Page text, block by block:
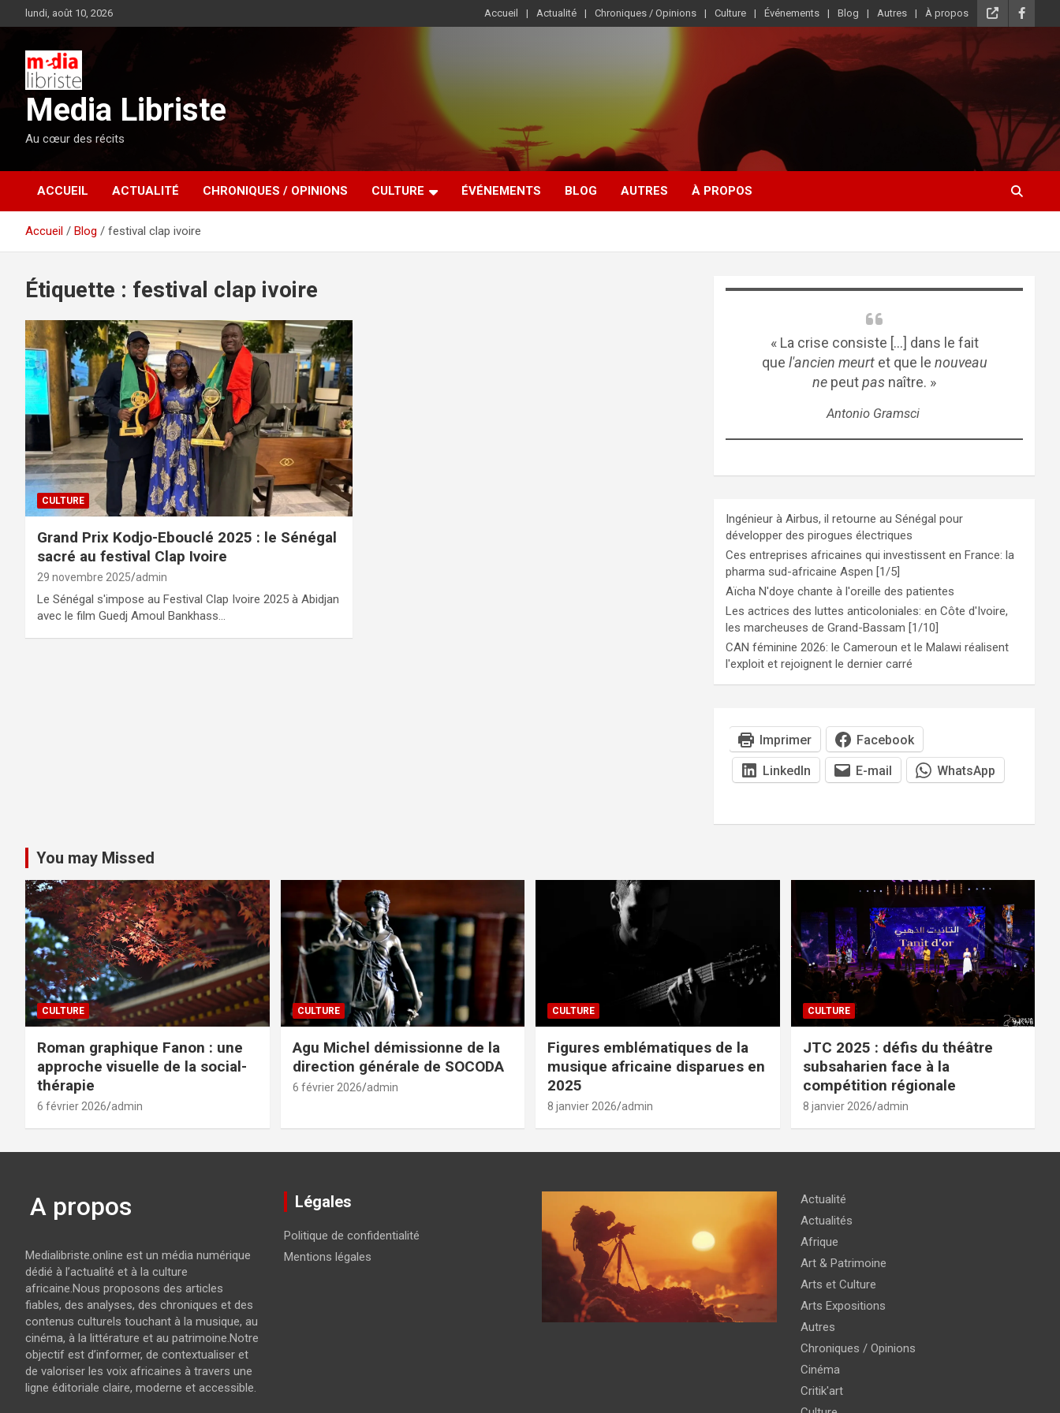
au
lundi, août 10, 2026 Accueil Actualité Chroniques / Opinions Culture Événements Blog Autres À propos
Media Libriste
Au cœur des récits
ACCUEIL ACTUALITÉ CHRONIQUES / OPINIONS CULTURE ÉVÉNEMENTS BLOG AUTRES À PROPOS
Accueil Blog festival clap ivoire
Étiquette : festival clap ivoire
CULTURE
Grand Prix Kodjo-Ebouclé 2025 : le Sénégal
sacré au festival Clap Ivoire
29 novembre 2025 admin
Le Sénégal s'impose au Festival Clap Ivoire 2025 à Abidjan
avec le film Guedj Amoul Bankhass…
« La crise consiste [...] dans le fait
que l'ancien meurtet que le nouveau
ne peutpas naître. »
Antonio Gramsci
Ingénieur à Airbus, il retourne au Sénégal pour
développer des pirogues électriques
Ces entreprises africaines qui investissent en France: la
pharma sud-africaine Aspen [1/5]
Aïcha N'doye chante à l'oreille des patientes
Les actrices des luttes anticoloniales: en Côte d'Ivoire,
les marcheuses de Grand-Bassam [1/10]
CAN féminine 2026: le Cameroun et le Malawi réalisent
l'exploit et rejoignent le dernier carré
Imprimer Facebook
LinkedIn E-mail WhatsApp
You may Missed
CULTURE
Roman graphique Fanon : une
approche visuelle de la social-
thérapie
6 février 2026 admin
CULTURE
Agu Michel démissionne de la
direction générale de SOCODA
6 février 2026 admin
CULTURE
Figures emblématiques de la
musique africaine disparues en
2025
8 janvier 2026 admin
CULTURE
JTC 2025 : défis du théâtre
subsaharien face à la
compétition régionale
8 janvier 2026 admin
A propos
Medialibriste.online est un média numérique
dédié à l’actualité et à la culture
africaine.Nous proposons des articles
fiables, des analyses, des chroniques et des
contenus culturels touchant à la musique, au
cinéma, à la littérature et au patrimoine.Notre
objectif est d’informer, de contextualiser et
de valoriser les voix africaines à travers une
ligne éditoriale claire, moderne et accessible.
Légales
Politique de confidentialité
Mentions légales
Actualité
Actualités
Afrique
Art & Patrimoine
Arts et Culture
Arts Expositions
Autres
Chroniques / Opinions
Cinéma
Critik'art